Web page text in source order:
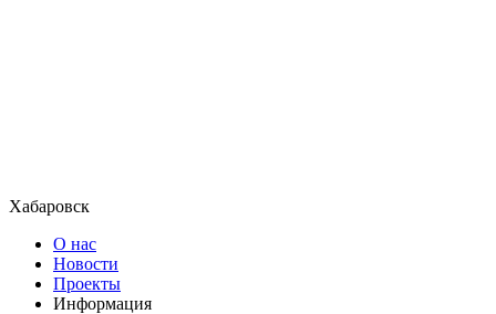
Хабаровск
О нас
Новости
Проекты
Информация